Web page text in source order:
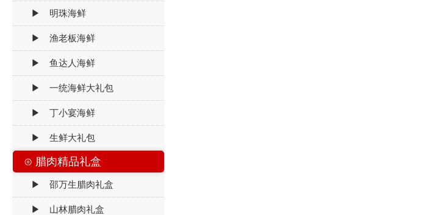
▶ 明珠海鲜
▶ 渔老板海鲜
▶ 鱼达人海鲜
▶ 一统海鲜大礼包
▶ 丁小宴海鲜
▶ 生鲜大礼包
⊙ 腊肉精品礼盒
▶ 邵万生腊肉礼盒
▶ 山林腊肉礼盒